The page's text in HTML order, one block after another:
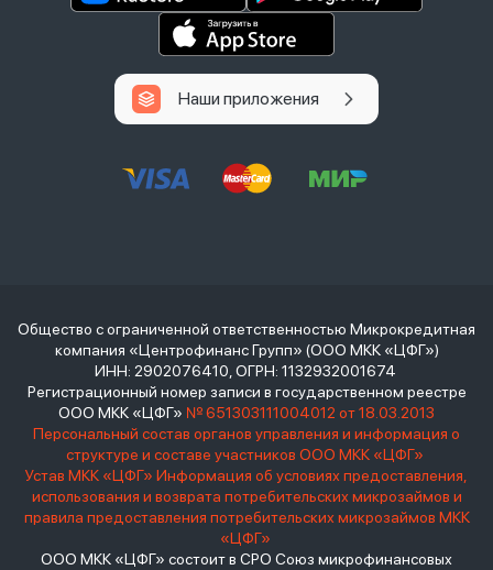
Наши приложения
Общество с ограниченной ответственностью Микрокредитная
компания «Центрофинанс Групп» (ООО МКК «ЦФГ»)
ИНН: 2902076410, ОГРН: 1132932001674
Регистрационный номер записи в государственном реестре
ООО МКК «ЦФГ» № 651303111004012 от 18.03.2013
Персональный состав органов управления и информация о
структуре и составе участников ООО МКК «ЦФГ»
Устав МКК «ЦФГ» Информация об условиях предоставления,
использования и возврата потребительских микрозаймов и
правила предоставления потребительских микрозаймов МКК
«ЦФГ»
ООО МКК «ЦФГ» состоит в СРО Союз микрофинансовых